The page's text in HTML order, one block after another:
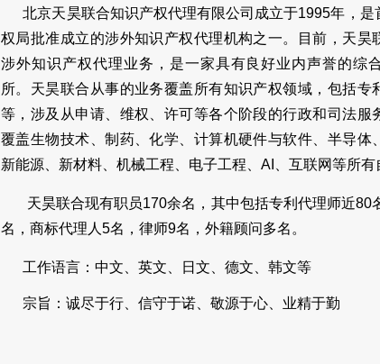
北京天昊联合知识产权代理有限公司成立于1995年，是
权局批准成立的涉外知识产权代理机构之一。目前，天昊
涉外知识产权代理业务，是一家具有良好业内声誉的综
所。天昊联合从事的业务覆盖所有知识产权领域，包括专
等，涉及从申请、维权、许可等各个阶段的行政和司法服
覆盖生物技术、制药、化学、计算机硬件与软件、半导体
新能源、新材料、机械工程、电子工程、AI、互联网等所有
天昊联合现有职员170余名，其中包括专利代理师近80
名，商标代理人5名，律师9名，外籍顾问多名。
工作语言：中文、英文、日文、德文、韩文等
宗旨：诚尽于行、信守于诺、敬源于心、业精于勤